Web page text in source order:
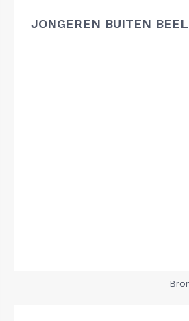
JONGEREN BUITEN